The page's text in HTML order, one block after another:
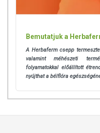
Bemutatjuk a
A Herbaferm csepp
valamint méhészeti
folyamatokkal előállított
nyújthat a bélflóra